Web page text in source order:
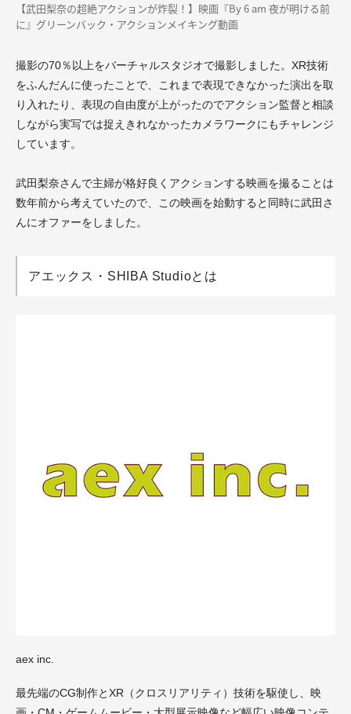
【武田梨奈の超絶アクションが炸裂！】映画『By 6 am 夜が明ける前
に』グリーンバック・アクションメイキング動画
撮影の70％以上をバーチャルスタジオで撮影しました。XR技術
をふんだんに使ったことで、これまで表現できなかった演出を取
り入れたり、表現の自由度が上がったのでアクション監督と相談
しながら実写では捉えきれなかったカメラワークにもチャレンジ
しています。
武田梨奈さんで主婦が格好良くアクションする映画を撮ることは
数年前から考えていたので、この映画を始動すると同時に武田さ
んにオファーをしました。
アエックス・SHIBA Studioとは
aex inc.
最先端のCG制作とXR（クロスリアリティ）技術を駆使し、映